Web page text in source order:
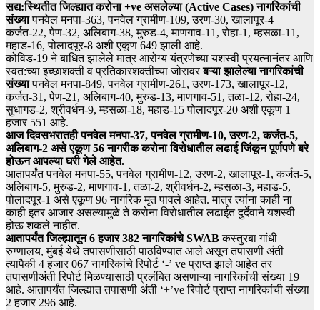
सद्य:स्थितीत जिल्ह्यात करोना +ve असलेल्या (Active Cases) नागरिकांची
संख्यापनवेल मनपा-363, पनवेल ग्रामीण-109, उरण-30, खालापूर-4
कर्जत-22, पेण-32, अलिबाग-38, मुरुड-4, माणगाव-11, रोहा-1, म्हसळा-11,
महाड-16, पोलादपूर-8 अशी एकूण 649 झाली आहे.
कोविड-19 ने बाधित झालेले मात्र आरोग्य यंत्रणेच्या यशस्वी प्रयत्नानंतर आणि
स्वत:च्या इच्छाशक्ती व प्रतिकारशक्तीच्या जोरावरबऱ्या झालेल्या नागरिकांची
संख्यापनवेल मनपा-849, पनवेल ग्रामीण-261, उरण-173, खालापूर-12,
कर्जत-31, पेण-21, अलिबाग-40, मुरुड-13, माणगाव-51, तळा-12, रोहा-24,
सुधागड-2, श्रीवर्धन-9, म्हसळा-18, महाड-15 पोलादपूर-20 अशी एकूण 1
हजार 551 आहे.
आज दिवसभरातही पनवेल मनपा-37, पनवेल ग्रामीण-10, उरण-2, कर्जत-5,
अलिबाग-2 असे एकूण 56 नागरीक करोना विरोधातील लढाई जिंकून पूर्णपणे बरे
होऊन आपल्या घरी गेले आहेत.
आतापर्यंत पनवेल मनपा-55, पनवेल ग्रामीण-12, उरण-2, खालापूर-1, कर्जत-5,
अलिबाग-5, मुरुड-2, माणगाव-1, तळा-2, श्रीवर्धन-2, म्हसळा-3, महाड-5,
पोलादपूर-1 असे एकूण 96 नागरिक मृत पावले आहेत. मात्र त्यांना काही ना
काही इतर आजार असल्यामुळे ते करोना विरोधातील लढाईत दुर्देवाने यशस्वी
होऊ शकले नाहीत.
आतापर्यंत जिल्ह्यातून 6 हजार 382 नागरिकांचे SWABकस्तुरबा गांधी
रुग्णालय, मुंबई येथे तपासणीसाठी पाठविण्यात आले असून तपासणी अंती
त्यापैकी 4 हजार 067 नागरिकांचे रिपोर्ट ‘-’ ve प्राप्त झाले आहेत तर
तपासणीअंती रिपोर्ट मिळण्यासाठी प्रलंबित असणाऱ्या नागरिकांची संख्या 19
आहे. आतापर्यंत जिल्ह्यात तपासणी अंती ‘+’ve रिपोर्ट प्राप्त नागरिकांची संख्या
2 हजार 296 आहे.